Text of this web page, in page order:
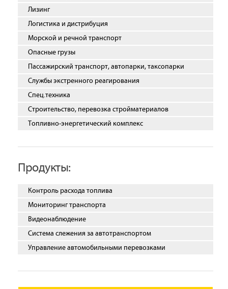
Лизинг
Логистика и дистрибуция
Морской и речной транспорт
Опасные грузы
Пассажирский транспорт, автопарки, таксопарки
Службы экстренного реагирования
Спец.техника
Строительство, перевозка стройматериалов
Топливно-энергетический комплекс
Продукты:
Контроль расхода топлива
Мониторинг транспорта
Видеонаблюдение
Система слежения за автотранспортом
Управление автомобильными перевозками